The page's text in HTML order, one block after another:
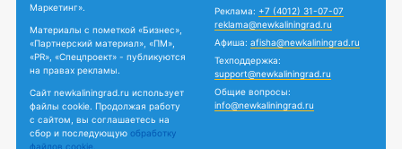
Маркетинг».
Материалы с пометкой «Бизнес»,
«Партнерский материал», «ПМ»,
«PR», «Спецпроект» - публикуются
на правах рекламы.
Сайт newkaliningrad.ru использует
файлы cookie. Продолжая работу
с сайтом, вы соглашаетесь на
сбор и последующую обработку
файлов cookie.
Реклама: +7 (4012) 31-07-07
reklama@newkaliningrad.ru
Афиша: afisha@newkaliningrad.ru
Техподдержка:
support@newkaliningrad.ru
Общие вопросы:
info@newkaliningrad.ru